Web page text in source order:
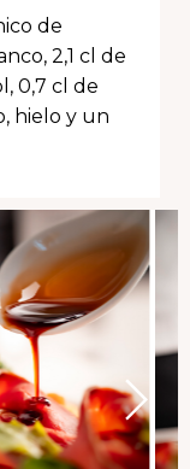
de
2,1 cl de
0,7 cl de
hielo y un